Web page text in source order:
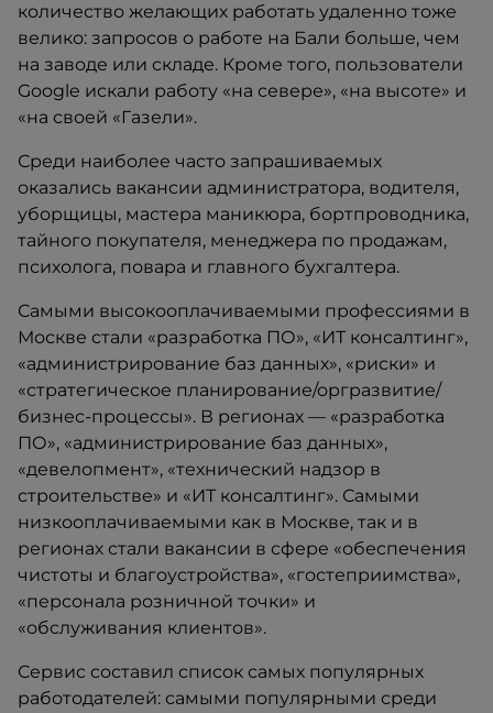
количество желающих работать удаленно тоже
велико: запросов о работе на Бали больше, чем
на заводе или складе. Кроме того, пользователи
Google искали работу «на севере», «на высоте» и
«на своей «Газели».
Среди наиболее часто запрашиваемых
оказались вакансии администратора, водителя,
уборщицы, мастера маникюра, бортпроводника,
тайного покупателя, менеджера по продажам,
психолога, повара и главного бухгалтера.
Самыми высокооплачиваемыми профессиями в
Москве стали «разработка ПО», «ИТ консалтинг»,
«администрирование баз данных», «риски» и
«стратегическое планирование/оргразвитие/
бизнес-процессы». В регионах — «разработка
ПО», «администрирование баз данных»,
«девелопмент», «технический надзор в
строительстве» и «ИТ консалтинг». Самыми
низкооплачиваемыми как в Москве, так и в
регионах стали вакансии в сфере «обеспечения
чистоты и благоустройства», «гостеприимства»,
«персонала розничной точки» и
«обслуживания клиентов».
Сервис составил список самых популярных
работодателей: самыми популярными среди